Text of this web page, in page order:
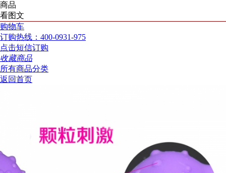
商品
看图文
购物车
订购热线：400-0931-975
点击短信订购
收藏商品
所有商品分类
返回首页